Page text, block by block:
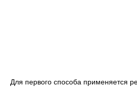
Для первого способа применяется